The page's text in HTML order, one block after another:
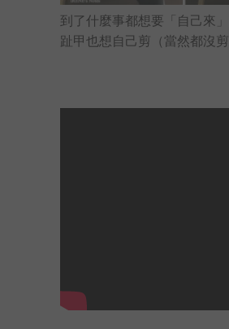
到了什麼事都想要「自己來
趾甲也想自己剪（當然都沒剪